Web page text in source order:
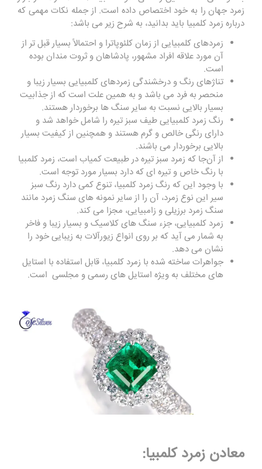
زمرد جهان را به خود اختصاص داده است. از جمله نکات مهمی که
درباره زمرد کلمبیا باید بدانید، به شرح زیر می باشد:
زمردهای کلمبیایی از زمان کلئوپاترا و احتمالاً بسیار قبل تر از
آن مورد علاقه افراد مشهور، پادشاهان و ثروت مندان بوده
است.
تناژهای رنگ و درخشندگی زمردهای کلمبیایی بسیار زیبا و
منحصر به فرد می باشد و به همین علت است که از جذابیت
بسیار بالایی نسبت به سایر سنگ ها برخوردار هستند.
رنگ زمرد کلمبیایی طیف سبز تیره را شامل خواهد شد و
دارای رنگی خالص و گرم هستند و همچنین از کیفیت بسیار
بالایی برخوردار می باشند.
از آن‌جا که زمرد سبز تیره در طبیعت کمیاب است، زمرد کلمبیا
با رنگ خاص و تیره ‌ای که دارد بسیار مورد توجه است.
با وجود این که رنگ زمرد کلمبیا، تنوع کمی دارد رنگ سبز
سیر این نوع زمرد، آن را از سایر نمونه های سنگ زمرد مانند
سنگ زمرد برزیلی و زامبیایی، مجزا می ‌کند.
زمرد کلمبیایی، جزء سنگ ‌های کلاسیک و بسیار زیبا و فاخر
به شمار می آید که بر روی انواع زیورآلات به زیبایی خود را
نشان می دهد.
جواهرات ساخته شده با زمرد کلمبیا، قابل استفاده با استایل
‌های مختلف به ویژه استایل ‌های رسمی و مجلسی است.
معادن زمرد کلمبیا: